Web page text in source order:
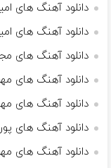
دانلود آهنگ های
دانلود آهنگ های
دانلود آهنگ های
دانلود آهنگ های
دانلود آهنگ های
دانلود آهنگ های
دانلود آهنگ های